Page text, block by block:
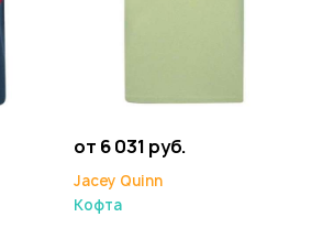
от 6 031 руб.
Jacey Quinn
Кофта